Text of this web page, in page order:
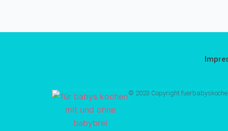
© 2023 Copyright